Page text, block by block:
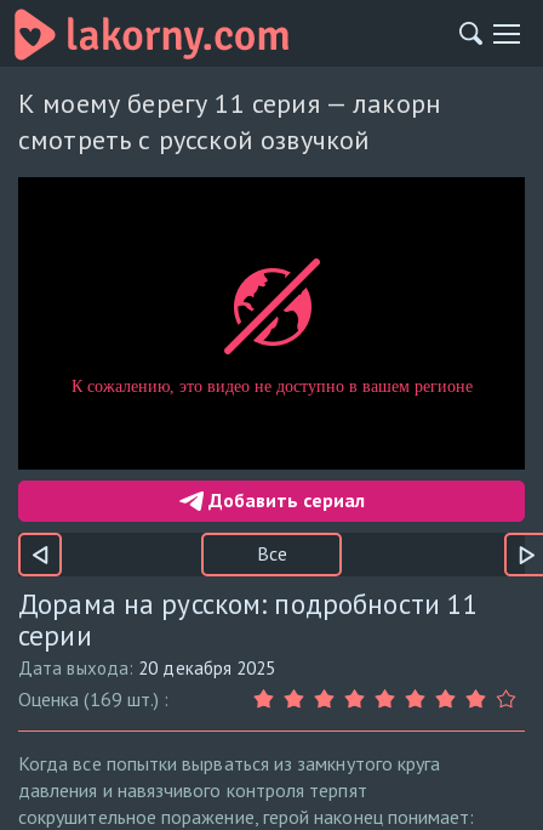
К моему берегу 11 серия — лакорн
смотреть с русской озвучкой
Добавить сериал
Все
Дорама на русском: подробности 11
серии
Дата выхода: 20 декабря 2025
Оценка (169 шт.) :
Когда все попытки вырваться из замкнутого круга
давления и навязчивого контроля терпят
сокрушительное поражение, герой наконец понимает: